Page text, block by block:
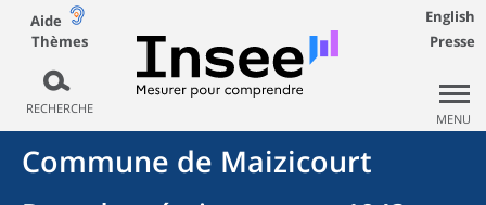
Aide
Thèmes
RECHERCHE
English
Presse
MENU
Commune de Maizicourt